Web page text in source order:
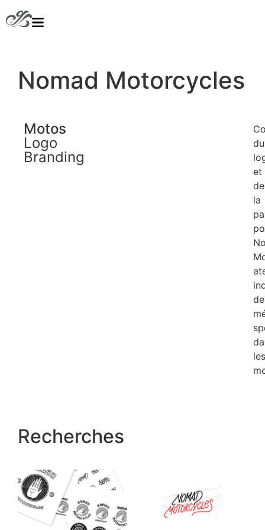
Nomad Motorcycles
Motos
Logo
Branding
du
et
de
la
de
les
Recherches